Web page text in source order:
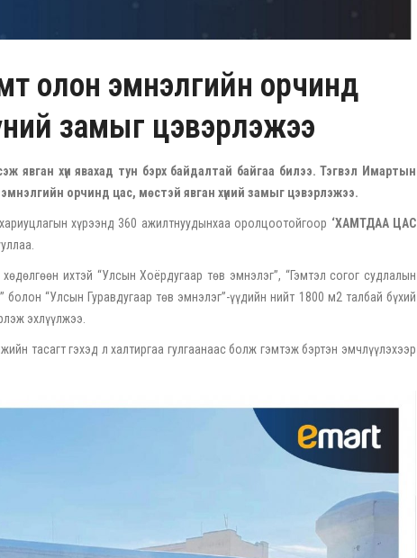
олон эмнэлгийн орчинд
замыг цэвэрлэжээ
явган хүн явахад тун бэрх байдалтай байгаа билээ. Тэгвэл Имартын
орчинд цас, мөстэй явган хүний замыг цэвэрлэжээ.
хүрээнд 360 ажилтнуудынхаа оролцоотойгоор ‘ХАМТДАА ЦАС
ихтэй ‘‘Улсын Хоёрдугаар төв эмнэлэг’’, ‘‘Гэмтэл согог судлалын
болон ‘‘Улсын Гуравдугаар төв эмнэлэг’’-үүдийн нийт 1800 м2 талбай бүхий
эхлүүлжээ.
тасагт гэхэд л халтиргаа гулгаанаас болж гэмтэж бэртэн эмчлүүлэхээр